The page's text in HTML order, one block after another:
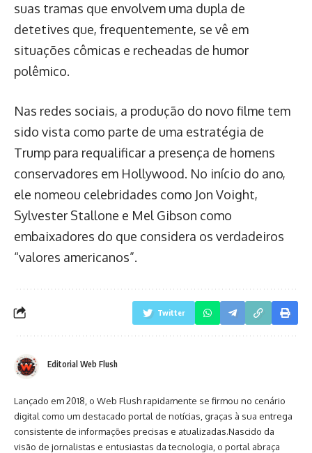
suas tramas que envolvem uma dupla de
detetives que, frequentemente, se vê em
situações cômicas e recheadas de humor
polêmico.
Nas redes sociais, a produção do novo filme tem
sido vista como parte de uma estratégia de
Trump para requalificar a presença de homens
conservadores em Hollywood. No início do ano,
ele nomeou celebridades como Jon Voight,
Sylvester Stallone e Mel Gibson como
embaixadores do que considera os verdadeiros
“valores americanos”.
Twitter
Editorial Web Flush
Lançado em 2018, o Web Flush rapidamente se firmou no cenário
digital como um destacado portal de notícias, graças à sua entrega
consistente de informações precisas e atualizadas.Nascido da
visão de jornalistas e entusiastas da tecnologia, o portal abraça